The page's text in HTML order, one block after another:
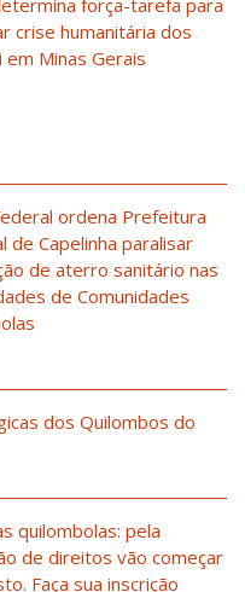
força-tarefa para
crise humanitária dos
em Minas Gerais
ordena Prefeitura
de Capelinha paralisar
de aterro sanitário nas
de Comunidades
dos Quilombos do
quilombolas: pela
de direitos vão começar
Faça sua inscrição